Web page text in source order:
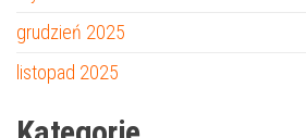
grudzień 2025
listopad 2025